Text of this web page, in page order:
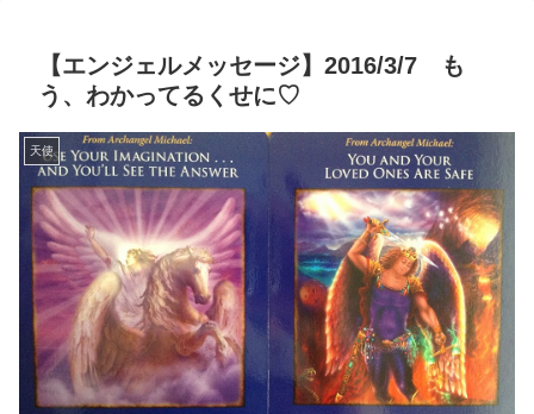
【エンジェルメッセージ】2016/3/7 も
う、わかってるくせに♡
天使